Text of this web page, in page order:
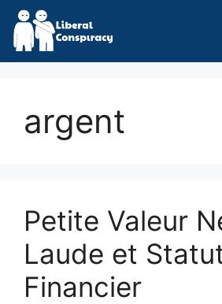
Skip
content
argent
Petite Valeur
Laude et
Financier